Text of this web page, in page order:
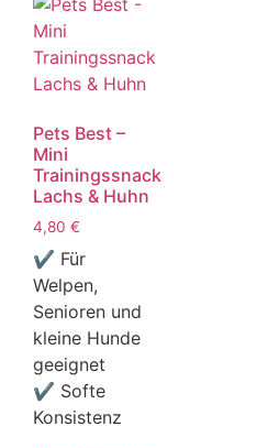
Pets Best –
Mini
Trainingssnack
Lachs & Huhn
4,80 €
✔ Für
Welpen,
Senioren und
kleine Hunde
geeignet
✔ Softe
Konsistenz